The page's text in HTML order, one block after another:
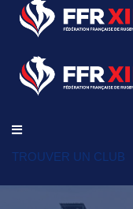
TROUVER UN CLUB